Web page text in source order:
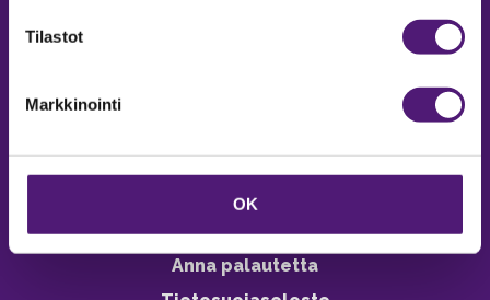
Tilastot
Markkinointi
OK
Vastuullisuus
Ympäristöohjelma
Avoimet työpaikat
Anna palautetta